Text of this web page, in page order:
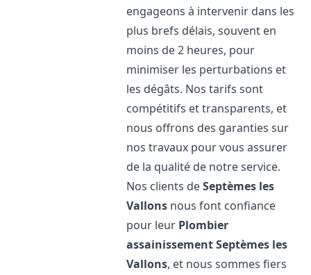
engageons à intervenir dans les
plus brefs délais, souvent en
moins de 2 heures, pour
minimiser les perturbations et
les dégâts. Nos tarifs sont
compétitifs et transparents, et
nous offrons des garanties sur
nos travaux pour vous assurer
de la qualité de notre service.
Nos clients deSeptèmes les
Vallons nous font confiance
pour leur Plombier
assainissementSeptèmes les
Vallons, et nous sommes fiers